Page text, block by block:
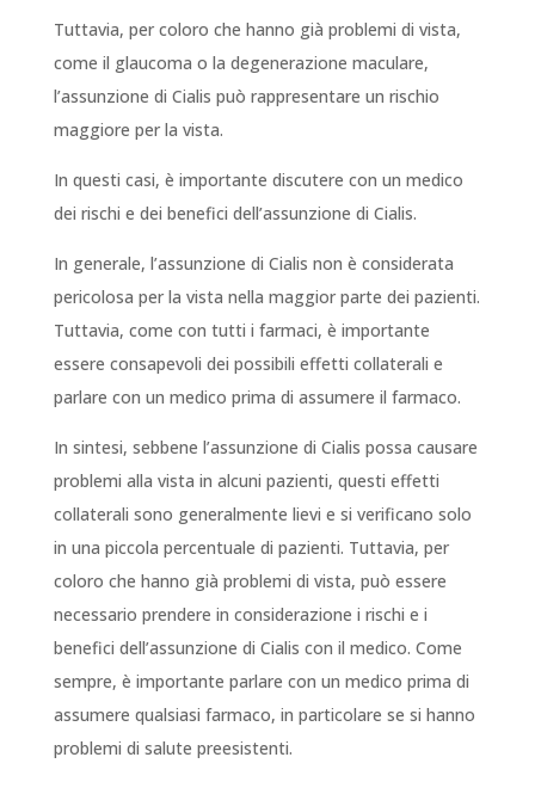
Tuttavia, per coloro che hanno già problemi di vista,
come il glaucoma o la degenerazione maculare,
l’assunzione di Cialis può rappresentare un rischio
maggiore per la vista.
In questi casi, è importante discutere con un medico
dei rischi e dei benefici dell’assunzione di Cialis.
In generale, l’assunzione di Cialis non è considerata
pericolosa per la vista nella maggior parte dei pazienti.
Tuttavia, come con tutti i farmaci, è importante
essere consapevoli dei possibili effetti collaterali e
parlare con un medico prima di assumere il farmaco.
In sintesi, sebbene l’assunzione di Cialis possa causare
problemi alla vista in alcuni pazienti, questi effetti
collaterali sono generalmente lievi e si verificano solo
in una piccola percentuale di pazienti. Tuttavia, per
coloro che hanno già problemi di vista, può essere
necessario prendere in considerazione i rischi e i
benefici dell’assunzione di Cialis con il medico. Come
sempre, è importante parlare con un medico prima di
assumere qualsiasi farmaco, in particolare se si hanno
problemi di salute preesistenti.